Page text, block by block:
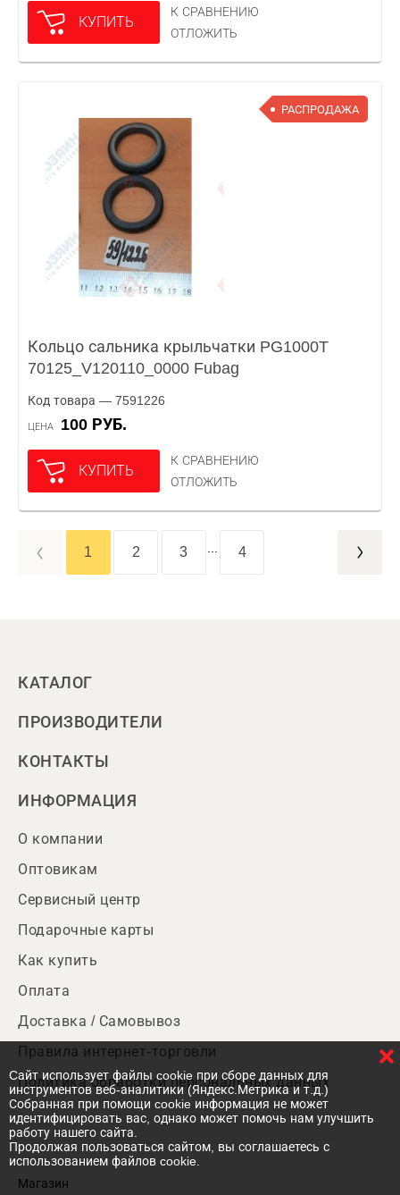
КУПИТЬ
К СРАВНЕНИЮ
ОТЛОЖИТЬ
РАСПРОДАЖА
Кольцо сальника крыльчатки PG1000T
70125_V120110_0000 Fubag
Код товара — 7591226
ЦЕНА 100 РУБ.
КУПИТЬ
К СРАВНЕНИЮ
ОТЛОЖИТЬ
1 2 3 4
КАТАЛОГ
ПРОИЗВОДИТЕЛИ
КОНТАКТЫ
ИНФОРМАЦИЯ
О компании
Оптовикам
Сервисный центр
Подарочные карты
Как купить
Оплата
Доставка / Самовывоз
Правила интернет-торговли
Политика обработки персональных данных
Магазин
Cайт использует файлы cookie при сборе данных для
инструментов веб-аналитики (Яндекс.Метрика и т.д.)
Собранная при помощи cookie информация не может
идентифицировать вас, однако может помочь нам улучшить
работу нашего сайта.
Продолжая пользоваться сайтом, вы соглашаетесь с
использованием файлов cookie.